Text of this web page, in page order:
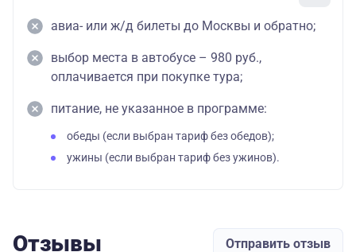
авиа- или ж/д билеты до Москвы и обратно;
выбор места в автобусе – 980 руб.,
оплачивается при покупке тура;
питание, не указанное в программе:
обеды (если выбран тариф без обедов);
ужины (если выбран тариф без ужинов).
Отзывы Отправить отзыв